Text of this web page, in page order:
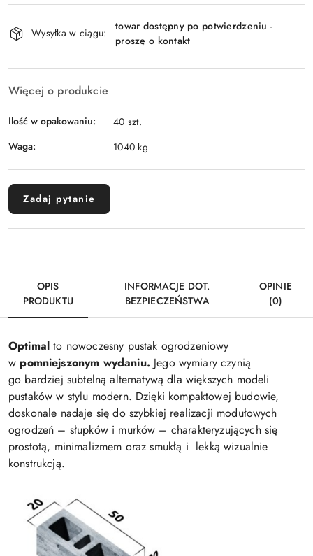
Wyślij
Dostępność
i
Wysyłka w ciągu:
towar dostępny po potwierdzeniu -
proszę o kontakt
Więcej o produkcie
Ilość w opakowaniu:
40 szt.
Waga:
1040 kg
Zadaj pytanie
OPIS
PRODUKTU
INFORMACJE DOT.
BEZPIECZEŃSTWA
OPINIE
(0)
Optimal to nowoczesny pustak ogrodzeniowy
w pomniejszonym wydaniu. Jego wymiary czynią
go bardziej subtelną alternatywą dla większych modeli
pustaków w stylu modern. Dzięki kompaktowej budowie,
doskonale nadaje się do szybkiej realizacji modułowych
ogrodzeń – słupków i murków – charakteryzujących się
prostotą, minimalizmem oraz smukłą i lekką wizualnie
konstrukcją.